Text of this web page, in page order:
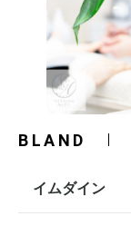
BLAND
イムダイン